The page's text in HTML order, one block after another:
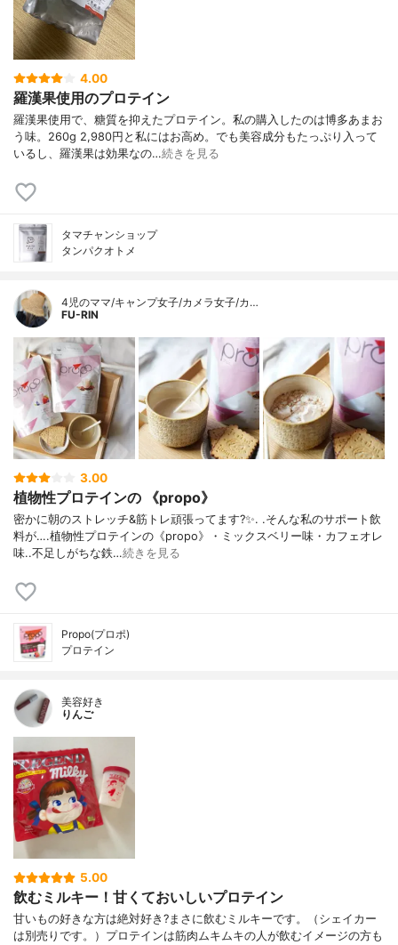
4.00
羅漢果使用のプロテイン
羅漢果使用で、糖質を抑えたプロテイン。私の購入したのは博多あまお
う味。260g 2,980円と私にはお高め。でも美容成分もたっぷり入って
いるし、羅漢果は効果なの…続きを見る
タマチャンショップ
タンパクオトメ
4児のママ/キャンプ女子/カメラ女子/カ…
FU-RIN
3.00
植物性プロテインの 《propo》
密かに朝のストレッチ&筋トレ頑張ってます?✨. .そんな私のサポート飲
料が….植物性プロテインの《propo》・ミックスベリー味・カフェオレ
味..不足しがちな鉄…続きを見る
Propo(プロポ)
プロテイン
美容好き
りんご
5.00
飲むミルキー！甘くておいしいプロテイン
甘いもの好きな方は絶対好き?まさに飲むミルキーです。（シェイカー
は別売りです。）プロテインは筋肉ムキムキの人が飲むイメージの方も